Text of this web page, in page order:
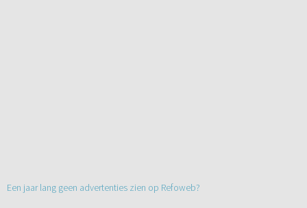
Een jaar lang geen advertenties zien op Refoweb?